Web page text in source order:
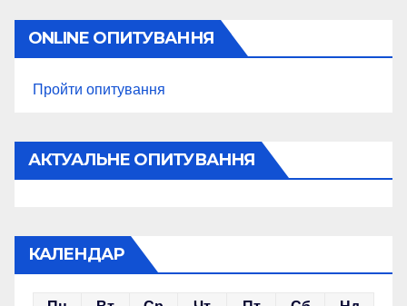
ONLINE ОПИТУВАННЯ
Пройти опитування
АКТУАЛЬНЕ ОПИТУВАННЯ
КАЛЕНДАР